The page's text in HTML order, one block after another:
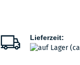
Lieferzeit: